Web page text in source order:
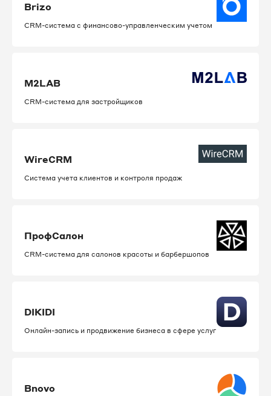
Brizo
CRM-система с финансово-управленческим учетом
M2LAB
CRM-система для застройщиков
WireCRM
Система учета клиентов и контроля продаж
ПрофСалон
CRM-система для салонов красоты и барбершопов
DIKIDI
Онлайн-запись и продвижение бизнеса в сфере услуг
Bnovo